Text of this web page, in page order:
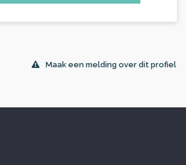
Maak een melding over dit profiel